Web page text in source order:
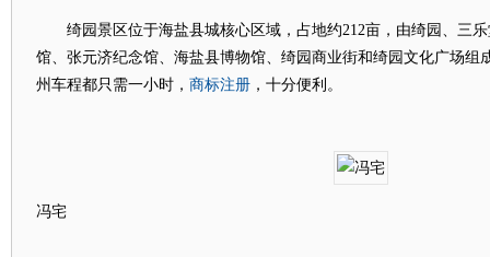
绮园景区位于海盐县城核心区域，占地约212亩，由绮园、三乐
馆、张元济纪念馆、海盐县博物馆、绮园商业街和绮园文化广场组
州车程都只需一小时， 商标注册，十分便利。
冯宅